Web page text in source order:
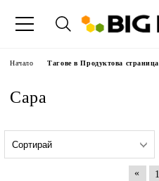
Начало Тагове в Продуктова страница
Сара
« 1